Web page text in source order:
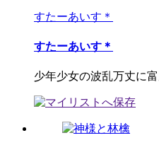
すたーあいす＊
すたーあいす＊
少年少女の波乱万丈に